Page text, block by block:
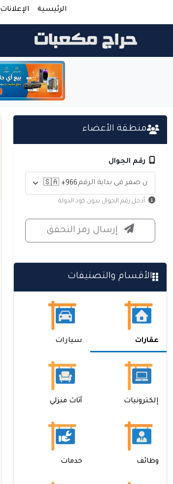
الرئيسية الإعلانات
منطقة الأعضاء
رقم الجوال
أدخل رقم الجوال بدون كود الدولة
إرسال رمز التحقق
الأقسام والتصنيفات
عقارات سيارات
إلكترونيات أثاث منزلي
وظائف خدمات